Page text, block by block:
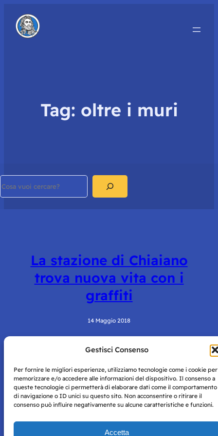
Gestisci Consenso
Per fornire le migliori esperienze, utilizziamo tecnologie come i cookie per
memorizzare e/o accedere alle informazioni del dispositivo. Il consenso a
queste tecnologie ci permetterà di elaborare dati come il comportamento
di navigazione o ID unici su questo sito. Non acconsentire o ritirare il
consenso può influire negativamente su alcune caratteristiche e funzioni.
Accetta
Tag: oltre i muri
La stazione di Chiaiano
trova nuova vita con i
graffiti
14 Maggio 2018
Napoli con autorizzazione numero 38 del 25/9/2019.
Tutte le immagini e i contenuti su questo sito sono forniti